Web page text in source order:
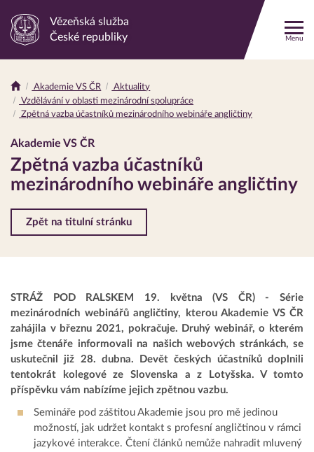
Odkaz
stránku
Vězeňská služba
České republiky
Menu
Drobečková
navigace
Akademie VS ČR
Aktuality
Vzdělávání v oblasti mezinárodní spolupráce
Zpětná vazba účastníků mezinárodního webináře angličtiny
Akademie VS ČR
Zpětná vazba účastníků
mezinárodního webináře angličtiny
Zpět na titulní stránku
STRÁŽ POD RALSKEM 19. května (VS ČR) - Série
mezinárodních webinářů angličtiny, kterou Akademie VS ČR
zahájila v březnu 2021, pokračuje. Druhý webinář, o kterém
jsme čtenáře informovali na našich webových stránkách, se
uskutečnil již 28. dubna. Devět českých účastníků doplnili
tentokrát kolegové ze Slovenska a z Lotyšska. V tomto
příspěvku vám nabízíme jejich zpětnou vazbu.
Semináře pod záštitou Akademie jsou pro mě jedinou
možností, jak udržet kontakt s profesní angličtinou v rámci
jazykové interakce. Čtení článků nemůže nahradit mluvený